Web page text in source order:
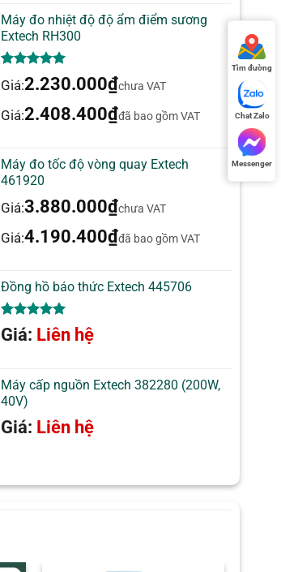
Máy đo nhiệt độ độ ẩm điểm sương
Extech RH300
5.00 trên 5
dựa trên
Giá:2.230.000₫chưa VAT
Giá:2.408.400₫đã bao gồm VAT
Máy đo tốc độ vòng quay Extech
461920
Giá:3.880.000₫chưa VAT
Giá:4.190.400₫đã bao gồm VAT
Đồng hồ báo thức Extech 445706
5.00trên 5
dựa trên
1
Giá: Liên hệ
Máy cấp nguồn Extech 382280 (200W,
40V)
Giá: Liên hệ
Tìm đường
Chat Zalo
Messenger